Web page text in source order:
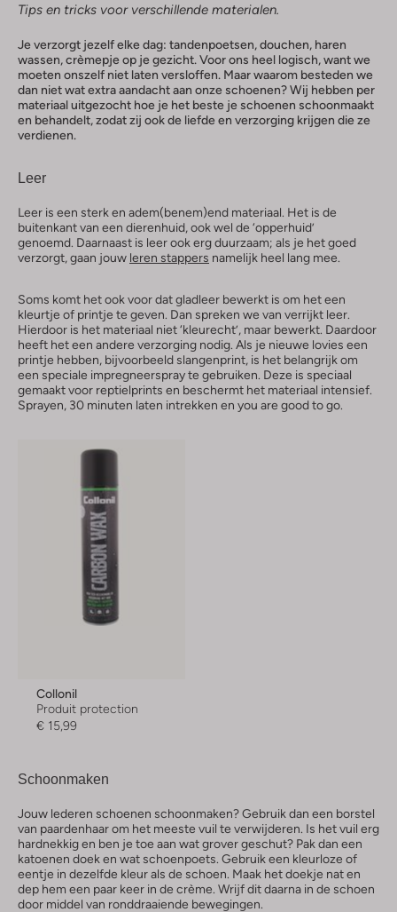
Tips en tricks voor verschillende materialen.
Je verzorgt jezelf elke dag: tandenpoetsen, douchen, haren
wassen, crèmepje op je gezicht. Voor ons heel logisch, want we
moeten onszelf niet laten versloffen. Maar waarom besteden we
dan niet wat extra aandacht aan onze schoenen? Wij hebben per
materiaal uitgezocht hoe je het beste je schoenen schoonmaakt
en behandelt, zodat zij ook de liefde en verzorging krijgen die ze
verdienen.
Leer
Leer is een sterk en adem(benem)end materiaal. Het is de
buitenkant van een dierenhuid, ook wel de ‘opperhuid’
genoemd. Daarnaast is leer ook erg duurzaam; als je het goed
verzorgt, gaan jouw leren stappers namelijk heel lang mee.
Soms komt het ook voor dat gladleer bewerkt is om het een
kleurtje of printje te geven. Dan spreken we van verrijkt leer.
Hierdoor is het materiaal niet ‘kleurecht’, maar bewerkt. Daardoor
heeft het een andere verzorging nodig. Als je nieuwe lovies een
printje hebben, bijvoorbeeld slangenprint, is het belangrijk om
een speciale impregneerspray te gebruiken. Deze is speciaal
gemaakt voor reptielprints en beschermt het materiaal intensief.
Sprayen, 30 minuten laten intrekken en you are good to go.
Collonil
Produit protection
€ 15,99
Schoonmaken
Jouw lederen schoenen schoonmaken? Gebruik dan een borstel
van paardenhaar om het meeste vuil te verwijderen. Is het vuil erg
hardnekkig en ben je toe aan wat grover geschut? Pak dan een
katoenen doek en wat schoenpoets. Gebruik een kleurloze of
eentje in dezelfde kleur als de schoen. Maak het doekje nat en
dep hem een paar keer in de crème. Wrijf dit daarna in de schoen
door middel van ronddraaiende bewegingen.